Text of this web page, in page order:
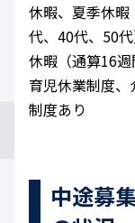
休暇、夏季休
代、40代、50
休暇（通算16
育児休業制度
制度あり
中途募